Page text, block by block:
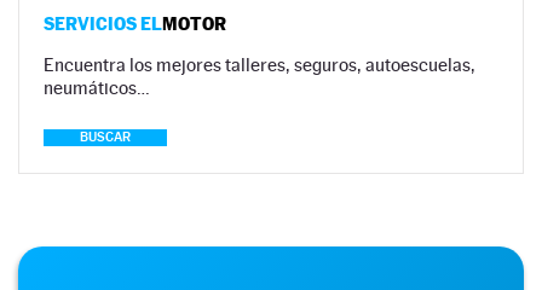
SERVICIOS ELMOTOR
Encuentra los mejores talleres, seguros, autoescuelas,
neumáticos…
BUSCAR